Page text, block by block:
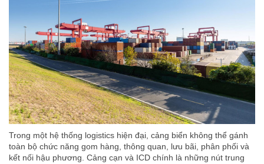
Trong một hệ thống logistics hiện đại, cảng biển không thể gánh
toàn bộ chức năng gom hàng, thông quan, lưu bãi, phân phối và
kết nối hậu phương. Cảng cạn và ICD chính là những nút trung